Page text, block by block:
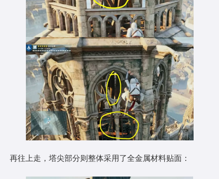
再往上走，塔尖部分则整体采用了全金属材料贴面：